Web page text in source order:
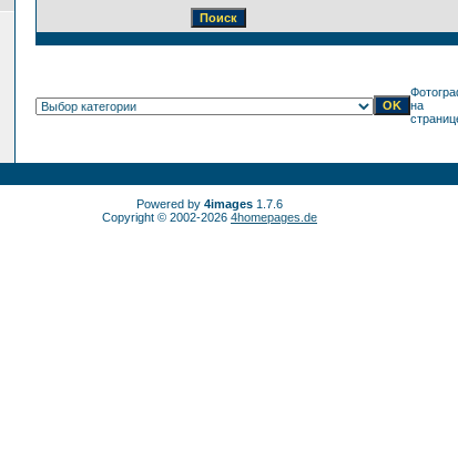
на
Powered by 4images 1.7.6
Copyright © 2002-2026 4homepages.de